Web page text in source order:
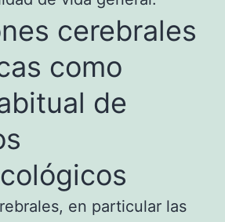
cerebrales
como
de
en particular las